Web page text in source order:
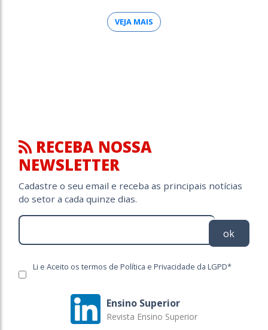
VEJA MAIS
RECEBA NOSSA
NEWSLETTER
Cadastre o seu email e receba as principais notícias
do setor a cada quinze dias.
ok
Li e Aceito os termos de Política e Privacidade da LGPD*
Ensino Superior
Revista Ensino Superior